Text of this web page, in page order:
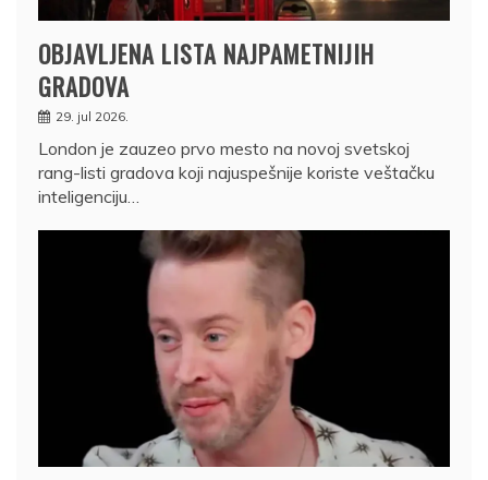
OBJAVLJENA LISTA NAJPAMETNIJIH
GRADOVA
29. jul 2026.
London je zauzeo prvo mesto na novoj svetskoj
rang-listi gradova koji najuspešnije koriste veštačku
inteligenciju…